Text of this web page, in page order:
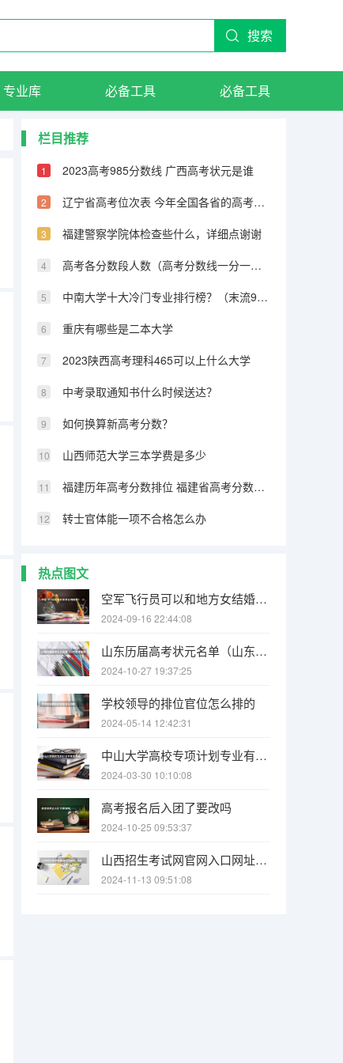
搜索
专业库 必备工具 必备工具
栏目推荐
2023高考985分数线 广西高考状元是谁
辽宁省高考位次表 今年全国各省的高考志愿填报时间是几号？
福建警察学院体检查些什么，详细点谢谢
高考各分数段人数（高考分数线一分一段表）
中南大学十大冷门专业排行榜？（末流985大学名单：最冷门的10所985大学（分数较低））
重庆有哪些是二本大学
2023陕西高考理科465可以上什么大学
中考录取通知书什么时候送达？
如何换算新高考分数？
山西师范大学三本学费是多少
福建历年高考分数排位 福建省高考分数段从到，谢谢！
转士官体能一项不合格怎么办
热点图文
空军飞行员可以和地方女结婚不？（1964年9月，人民空军第二批女飞行员_____被空军授予“优秀女飞行员”荣誉称号。）
2024-09-16 22:44:08
山东历届高考状元名单（山东高考最高分状元）
2024-10-27 19:37:25
学校领导的排位官位怎么排的
2024-05-14 12:42:31
中山大学高校专项计划专业有哪些
2024-03-30 10:10:08
高考报名后入团了要改吗
2024-10-25 09:53:37
山西招生考试网官网入口网址：http://www.sxkszx.cn/ 山西招生考试网官网报名系统登录网址：http://www.sxkszx.cn/index.html
2024-11-13 09:51:08